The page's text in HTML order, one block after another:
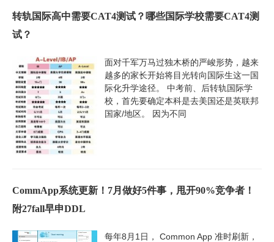
转轨国际高中需要CAT4测试？哪些国际学校需要CAT4测
试？
面对千军万马过独木桥的严峻形势，越来
越多的家长开始将目光转向国际生这一国
际化升学途径。 中考前、后转轨国际学
校，首先要确定本科是去美国还是英联邦
国家/地区。 因为不同
CommApp系统更新！7月做好5件事，甩开90%竞争者！
附27fall早申DDL
每年8月1日， Common App 准时刷新，